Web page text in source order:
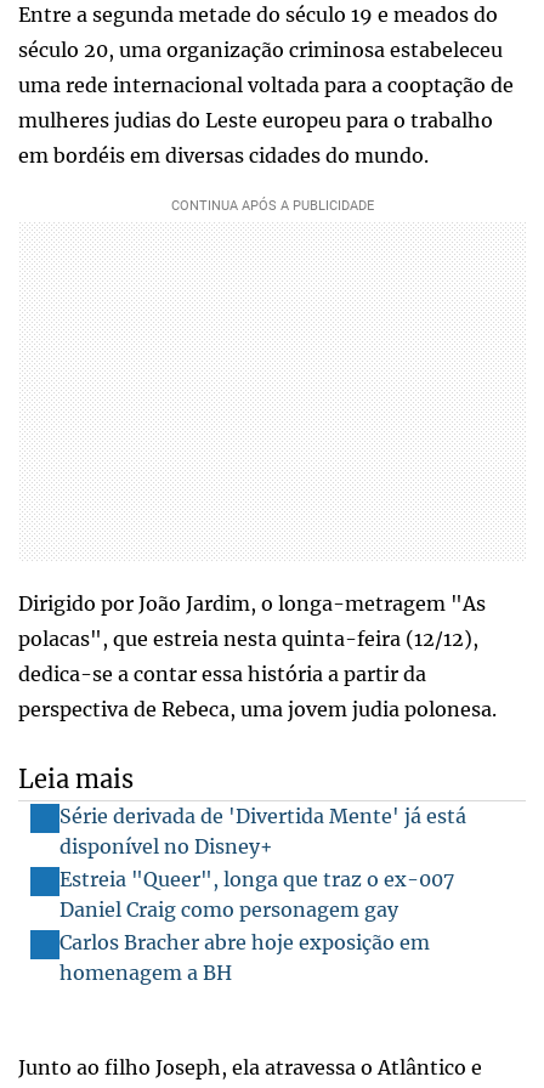
Entre a segunda metade do século 19 e meados do
século 20, uma organização criminosa estabeleceu
uma rede internacional voltada para a cooptação de
mulheres judias do Leste europeu para o trabalho
em bordéis em diversas cidades do mundo.
Dirigido por João Jardim, o longa-metragem "As
polacas", que estreia nesta quinta-feira (12/12),
dedica-se a contar essa história a partir da
perspectiva de Rebeca, uma jovem judia polonesa.
Leia mais
Série derivada de 'Divertida Mente' já está
disponível no Disney+
Estreia "Queer", longa que traz o ex-007
Daniel Craig como personagem gay
Carlos Bracher abre hoje exposição em
homenagem a BH
Junto ao filho Joseph, ela atravessa o Atlântico e